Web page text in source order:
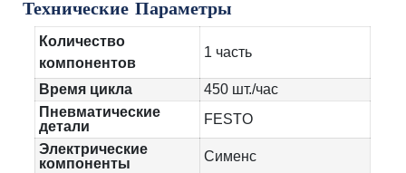
Технические Параметры
Количество
компонентов
1 часть
Время цикла
450 шт./час
Пневматические
детали
FESTO
Электрические
компоненты
Сименс